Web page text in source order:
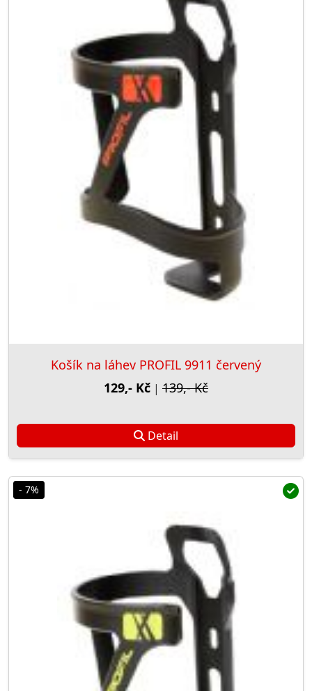
Košík na láhev PROFIL 9911 červený
129,- Kč | 139,- Kč
Detail
- 7%